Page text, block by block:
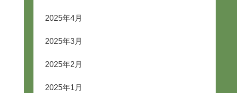
2025年4月
2025年3月
2025年2月
2025年1月